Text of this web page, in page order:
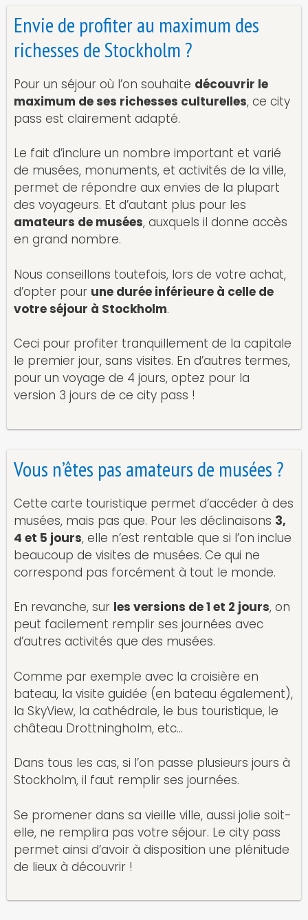
Envie de profiter au maximum des
richesses de Stockholm ?
Pour un séjour où l’on souhaite découvrir le
maximum de ses richesses culturelles, ce city
pass est clairement adapté.
Le fait d’inclure un nombre important et varié
de musées, monuments, et activités de la ville,
permet de répondre aux envies de la plupart
des voyageurs. Et d’autant plus pour les
amateurs de musées, auxquels il donne accès
en grand nombre.
Nous conseillons toutefois, lors de votre achat,
d’opter pour une durée inférieure à celle de
votre séjour à Stockholm.
Ceci pour profiter tranquillement de la capitale
le premier jour, sans visites. En d’autres termes,
pour un voyage de 4 jours, optez pour la
version 3 jours de ce city pass !
Vous n’êtes pas amateurs de musées ?
Cette carte touristique permet d’accéder à des
musées, mais pas que. Pour les déclinaisons 3,
4 et 5 jours, elle n’est rentable que si l’on inclue
beaucoup de visites de musées. Ce qui ne
correspond pas forcément à tout le monde.
En revanche, sur les versions de 1 et 2 jours, on
peut facilement remplir ses journées avec
d’autres activités que des musées.
Comme par exemple avec la croisière en
bateau, la visite guidée (en bateau également),
la SkyView, la cathédrale, le bus touristique, le
château Drottningholm, etc…
Dans tous les cas, si l’on passe plusieurs jours à
Stockholm, il faut remplir ses journées.
Se promener dans sa vieille ville, aussi jolie soit-
elle, ne remplira pas votre séjour. Le city pass
permet ainsi d’avoir à disposition une plénitude
de lieux à découvrir !